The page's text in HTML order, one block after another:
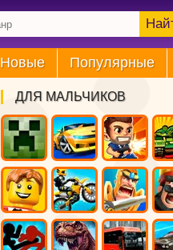
Новые Популярные
ДЛЯ МАЛЬЧИКОВ